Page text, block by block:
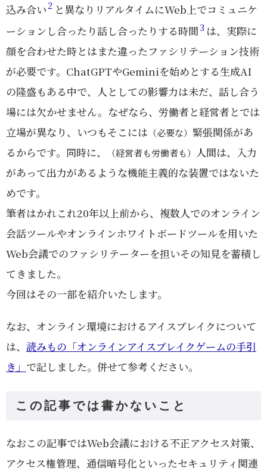
込み合い 2 と異なりリアルタイムにWeb上でコミュニケ
ーションし合ったり話し合ったりする時間 3 は、実際に
顔を合わせた時とはまた違ったファシリテーション技術
が必要です。ChatGPTやGeminiを始めとする生成AI
の隆盛もある中で、人としての影響力は未だ、話し合う
場には欠かせません。なぜなら、労働者と経営者とでは
立場が異なり、いつもそこには （必要な） 緊張関係があ
るからです。同時に、
（経営者も労働者も）
人間は、入力
があって出力があるような機能主義的な装置ではないた
めです。
筆者はかれこれ20年以上前から、複数人でのオンライン
会話ツールやオンラインホワイトボードツールを用いた
Web会議でのファシリテーターを担いその知見を蓄積し
てきました。
今回はその一部を紹介いたします。
なお、オンライン環境におけるアイスブレイクについて
は、 読みもの「オンラインアイスブレイクゲームの手引
き」 で記しました。併せて参考ください。
この記事では書かないこと
なおこの記事ではWeb会議における不正アクセス対策、
アクセス権管理、通信暗号化といったセキュリティ関連